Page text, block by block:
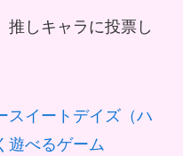
推しキャラに投票し
スイートデイズ（ハ
遊べるゲーム